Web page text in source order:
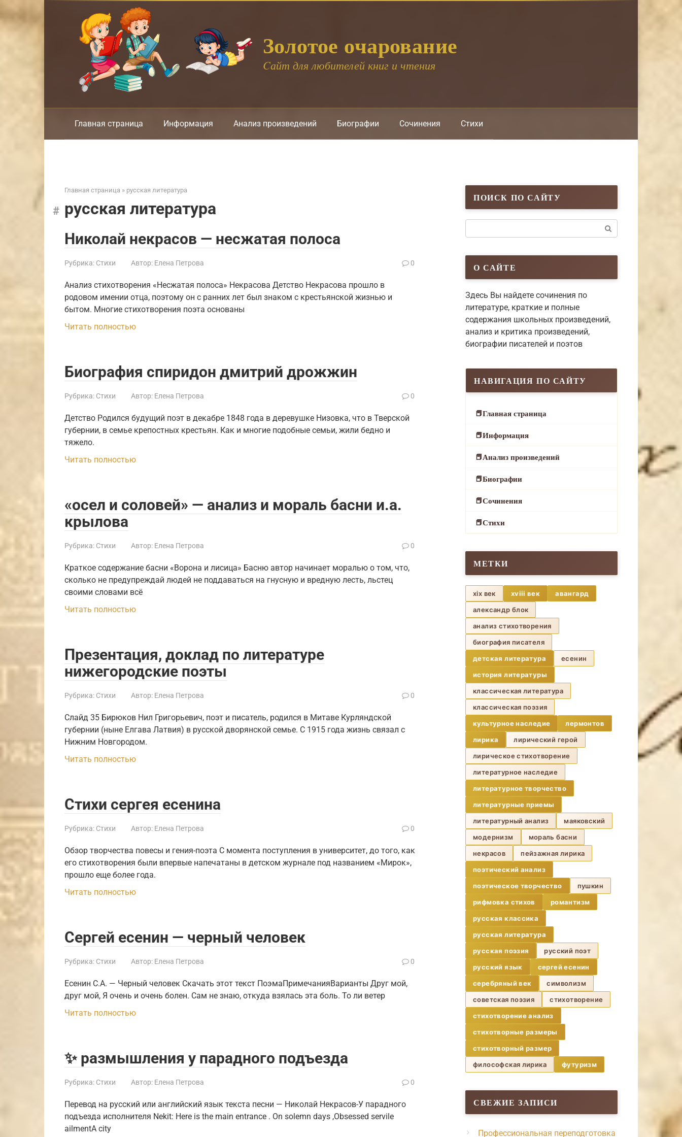
к
Золотое очарование
Cайт для любителей книг и чтения
Главная страница Информация Анализ произведений Биографии Сочинения Стихи
Главная страница » русская литература
русская литература
Николай некрасов — несжатая полоса
Рубрика: Стихи Автор: Елена Петрова 0
Анализ стихотворения «Несжатая полоса» Некрасова Детство Некрасова прошло в
родовом имении отца, поэтому он с ранних лет был знаком с крестьянской жизнью и
бытом. Многие стихотворения поэта основаны
Читать полностью
Биография спиридон дмитрий дрожжин
Рубрика: Стихи Автор: Елена Петрова 0
Детство Родился будущий поэт в декабре 1848 года в деревушке Низовка, что в Тверской
губернии, в семье крепостных крестьян. Как и многие подобные семьи, жили бедно и
тяжело.
Читать полностью
«осел и соловей» — анализ и мораль басни и.а.
крылова
Рубрика: Стихи Автор: Елена Петрова 0
Краткое содержание басни «Ворона и лисица» Басню автор начинает моралью о том, что,
сколько не предупреждай людей не поддаваться на гнусную и вредную лесть, льстец
своими словами всё
Читать полностью
Презентация, доклад по литературе
нижегородские поэты
Рубрика: Стихи Автор: Елена Петрова 0
Слайд 35 Бирюков Нил Григорьевич, поэт и писатель, родился в Митаве Курляндской
губернии (ныне Елгава Латвия) в русской дворянской семье. С 1915 года жизнь связал с
Нижним Новгородом.
Читать полностью
Стихи сергея есенина
Рубрика: Стихи Автор: Елена Петрова 0
Обзор творчества повесы и гения-поэта С момента поступления в университет, до того, как
его стихотворения были впервые напечатаны в детском журнале под названием «Мирок»,
прошло еще более года.
Читать полностью
Сергей есенин — черный человек
Рубрика: Стихи Автор: Елена Петрова 0
Есенин С.А. — Черный человек Скачать этот текст ПоэмаПримечанияВарианты Друг мой,
друг мой, Я очень и очень болен. Сам не знаю, откуда взялась эта боль. То ли ветер
Читать полностью
✨ размышления у парадного подъезда
Рубрика: Стихи Автор: Елена Петрова 0
Перевод на русский или английский язык текста песни — Николай Некрасов-У парадного
подъезда исполнителя Nekit: Here is the main entrance . On solemn days ,Obsessed servile
ailmentA city
ПОИСК ПО САЙТУ
О САЙТЕ
Здесь Вы найдете сочинения по
литературе, краткие и полные
содержания школьных произведений,
анализ и критика произведений,
биографии писателей и поэтов
НАВИГАЦИЯ ПО САЙТУ
Главная страница
Информация
Анализ произведений
Биографии
Сочинения
Стихи
МЕТКИ
xix век xviii век
авангард
александр блок
анализ стихотворения
биография писателя
детская литература
есенин
история литературы
классическая литература
классическая поэзия
культурное наследие
лермонтов
лирика
лирический герой
лирическое стихотворение
литературное наследие
литературное творчество
литературные приемы
литературный анализ
маяковский
модернизм
мораль басни
некрасов
пейзажная лирика
поэтический анализ
поэтическое творчество
пушкин
рифмовка стихов
романтизм
русская классика
русская литература
русская поэзия
русский поэт
русский язык
сергей есенин
серебряный век
символизм
советская поэзия
стихотворение
стихотворение анализ
стихотворные размеры
стихотворный размер
философская лирика
футуризм
СВЕЖИЕ ЗАПИСИ
Профессиональная переподготовка